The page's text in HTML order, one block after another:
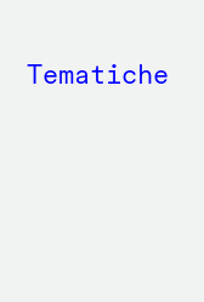
Main
Tematiche